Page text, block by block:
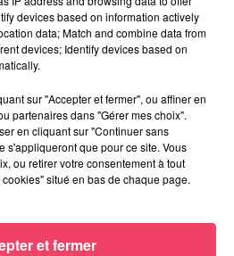
Spéciale REDSTONE du 19 Janvier
devices based on information actively
data; Match and combine data from
devices; Identify devices based on
sur "Accepter et fermer", ou affiner en
partenaires dans "Gérer mes choix".
en cliquant sur "Continuer sans
s'appliqueront que pour ce site. Vous
ou retirer votre consentement à tout
situé en bas de chaque page.
et fermer